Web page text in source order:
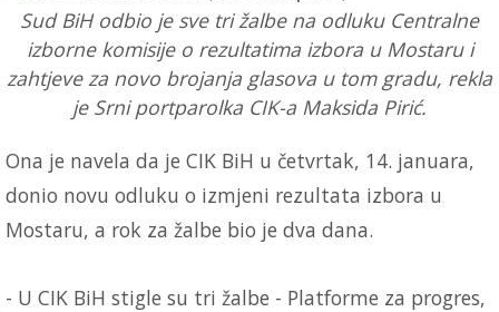
Sud BiH odbio je sve tri žalbe na odluku Centralne
izborne komisije o rezultatima izbora u Mostaru i
zahtjeve za novo brojanja glasova u tom gradu, rekla
je Srni portparolka CIK-a Maksida Pirić.
Ona je navela da je CIK BiH u četvrtak, 14. januara,
donio novu odluku o izmjeni rezultata izbora u
Mostaru, a rok za žalbe bio je dva dana.
- U CIK BiH stigle su tri žalbe - Platforme za progres,